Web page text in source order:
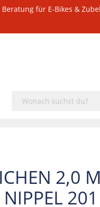
Beratung für E-Bikes &
2,0